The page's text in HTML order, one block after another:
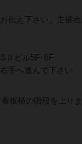
伝え下さい、主催
ビル5F･6F
手へ進んで下さい
板横の階段を上り